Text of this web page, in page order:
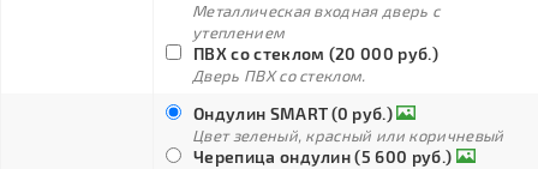
Металлическая входная дверь с
утеплением
ПВХ со стеклом (20 000 руб.)
Дверь ПВХ со стеклом.
Ондулин SMART (0 руб.)
Цвет зеленый, красный или коричневый
Черепица ондулин (5 600 руб.)